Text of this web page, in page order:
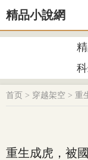
精品小說網
首页 > 穿越架空 > 重
重生成虎，被